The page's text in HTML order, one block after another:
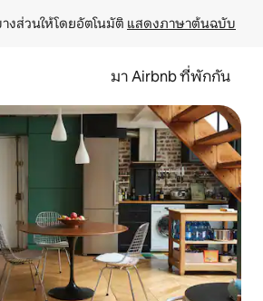
งส่วนให้โดยอัตโนมัติ แสดงภาษาต้นฉบับ
มา Airbnb ที่พักกัน